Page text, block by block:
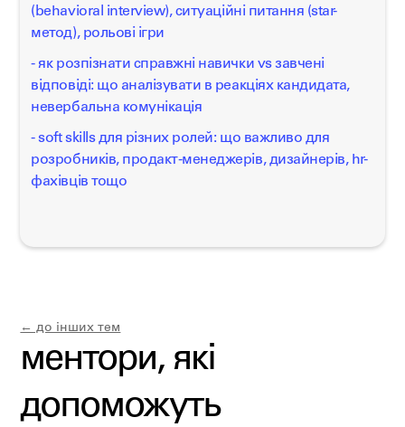
(behavioral interview), ситуаційні питання (star-
метод), рольові ігри
- як розпізнати справжні навички vs завчені
відповіді: що аналізувати в реакціях кандидата,
невербальна комунікація
- soft skills для різних ролей: що важливо для
розробників, продакт-менеджерів, дизайнерів, hr-
фахівців тощо
← до інших тем
ментори, які
допоможуть